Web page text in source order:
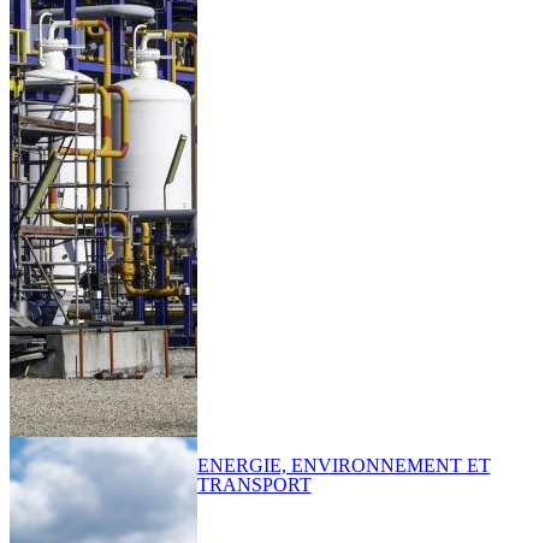
ENERGIE, ENVIRONNEMENT ET
TRANSPORT